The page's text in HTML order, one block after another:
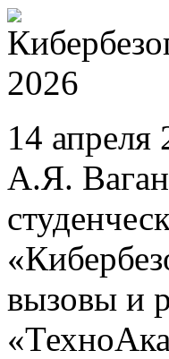
14 апреля
А.Я.
вызовы и